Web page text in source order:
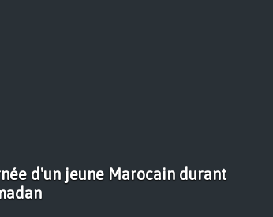
d'un jeune Marocain durant